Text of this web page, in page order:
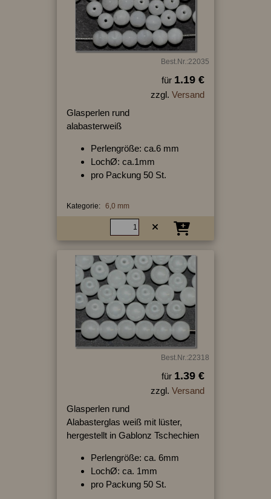
Best.Nr.:22035
für 1.19 €
zzgl. Versand
Glasperlen rund
alabasterweiß
Perlengröße: ca.6 mm
LochØ: ca.1mm
pro Packung 50 St.
Kategorie: 6,0 mm
Best.Nr.:22318
für 1.39 €
zzgl. Versand
Glasperlen rund
Alabasterglas weiß mit lüster,
hergestellt in Gablonz Tschechien
Perlengröße: ca. 6mm
LochØ: ca. 1mm
pro Packung 50 St.